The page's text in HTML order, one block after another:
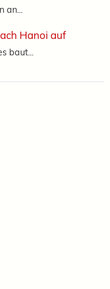
an...
Hanoi auf
baut...